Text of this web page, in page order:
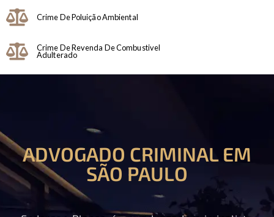
Crime De Poluição Ambiental
Crime De Revenda De Combustivel
Adulterado
ADVOGADO CRIMINAL EM
SÃO PAULO